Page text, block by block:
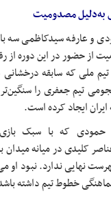
به‌دلیل مصدومیت
و عارفه سیدکاظمی سه
از حضور در این دوره از
ملی که سابقه درخشانی
تیم جعفری را
ایجاد کرده است.
حمودی که با سبک
کلیدی در میانه میدان
نهایی ندارد. نبود او
خطوط تیم داشته